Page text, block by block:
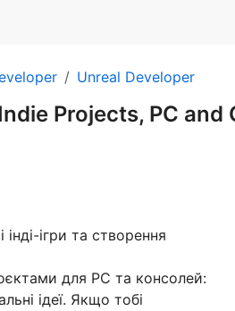
Unreal Developer
Projects, PC and
інді-ігри та створення
для PC та консолей:
ідеї. Якщо тобі